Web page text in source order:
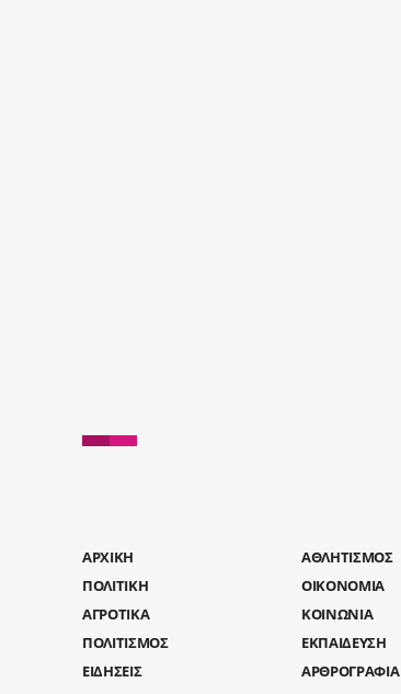
AΡΧΙΚΗ
ΑΘΛΗΤΙΣΜΟΣ
ΠΟΛΙΤΙΚΗ
ΟΙΚΟΝΟΜΙΑ
ΑΓΡΟΤΙΚΑ
ΚΟΙΝΩΝΙΑ
ΠΟΛΙΤΙΣΜΟΣ
ΕΚΠΑΙΔΕΥΣΗ
ΕΙΔΗΣΕΙΣ
ΑΡΘΡΟΓΡΑΦΙΑ